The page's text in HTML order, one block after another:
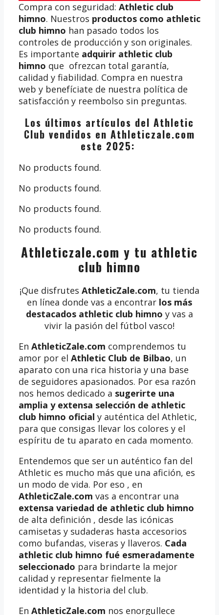
Compra con seguridad: Athletic club
himno. Nuestros productos como athletic
club himno han pasado todos los
controles de producción y son originales.
Es importante adquirir athletic club
himno que ofrezcan total garantía,
calidad y fiabilidad. Compra en nuestra
web y benefíciate de nuestra política de
satisfacción y reembolso sin preguntas.
Los últimos artículos del Athletic
Club vendidos en Athleticzale.com
este 2025:
No products found.
No products found.
No products found.
No products found.
Athleticzale.com y tu athletic
club himno
¡Que disfrutes AthleticZale.com, tu tienda
en línea donde vas a encontrar los más
destacados athletic club himno y vas a
vivir la pasión del fútbol vasco!
En AthleticZale.com comprendemos tu
amor por el Athletic Club de Bilbao, un
aparato con una rica historia y una base
de seguidores apasionados. Por esa razón
nos hemos dedicado a sugerirte una
amplia y extensa selección de athletic
club himno oficial y auténtica del Athletic,
para que consigas llevar los colores y el
espíritu de tu aparato en cada momento.
Entendemos que ser un auténtico fan del
Athletic es mucho más que una afición, es
un modo de vida. Por eso , en
AthleticZale.com vas a encontrar una
extensa variedad de athletic club himno
de alta definición , desde las icónicas
camisetas y sudaderas hasta accesorios
como bufandas, viseras y llaveros. Cada
athletic club himno fué esmeradamente
seleccionado para brindarte la mejor
calidad y representar fielmente la
identidad y la historia del club.
En AthleticZale.com nos enorgullece